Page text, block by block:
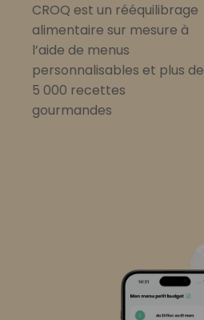
CROQ est un rééquilibrage
alimentaire sur mesure à
l’aide de menus
personnalisables et plus de
5 000 recettes
gourmandes